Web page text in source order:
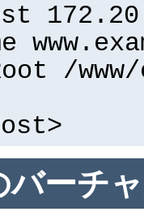
/
バーチ